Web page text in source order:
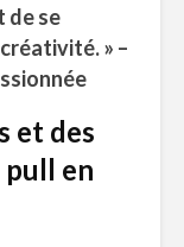
de se
» –
et des
en